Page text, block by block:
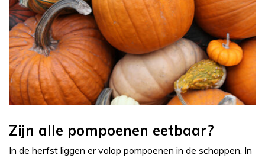
Zijn alle pompoenen eetbaar?
In de herfst liggen er volop pompoenen in de schappen. In